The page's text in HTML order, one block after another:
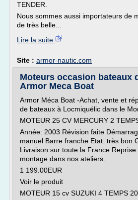
TENDER.
Nous sommes aussi importateurs de
de très belle...
Lire la suite
Site : armor-nautic.com
Moteurs occasion bateaux
Armor Meca Boat
Armor Méca Boat -Achat, vente et
de bateaux à Locmiquélic dans le
MOTEUR 25 CV MERCURY 2
Année: 2003 Révision faite
manuel Barre franche Etat: très bon
Livraison sur toute la France
montage dans nos ateliers.
1 199.00EUR
Voir le produit
MOTEUR 15 cv SUZUKI 4 TEMPS